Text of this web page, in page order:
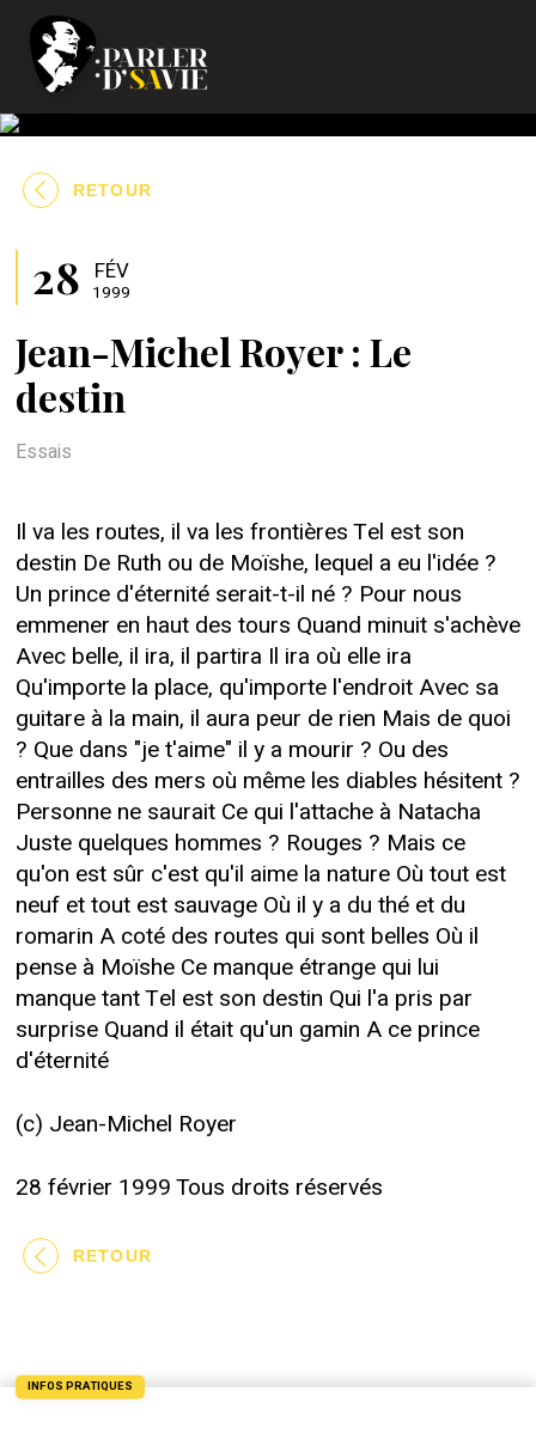
RETOUR
Jean-Michel Royer : Le
destin
28 FÉV
1999
Essais
Il va les routes, il va les frontières Tel est son
destin De Ruth ou de Moïshe, lequel a eu l'idée ?
Un prince d'éternité serait-t-il né ? Pour nous
emmener en haut des tours Quand minuit s'achève
Avec belle, il ira, il partira Il ira où elle ira
Qu'importe la place, qu'importe l'endroit Avec sa
guitare à la main, il aura peur de rien Mais de quoi
? Que dans "je t'aime" il y a mourir ? Ou des
entrailles des mers où même les diables hésitent ?
Personne ne saurait Ce qui l'attache à Natacha
Juste quelques hommes ? Rouges ? Mais ce
qu'on est sûr c'est qu'il aime la nature Où tout est
neuf et tout est sauvage Où il y a du thé et du
romarin A coté des routes qui sont belles Où il
pense à Moïshe Ce manque étrange qui lui
manque tant Tel est son destin Qui l'a pris par
surprise Quand il était qu'un gamin A ce prince
d'éternité
(c) Jean-Michel Royer
28 février 1999 Tous droits réservés
RETOUR
INFOS PRATIQUES